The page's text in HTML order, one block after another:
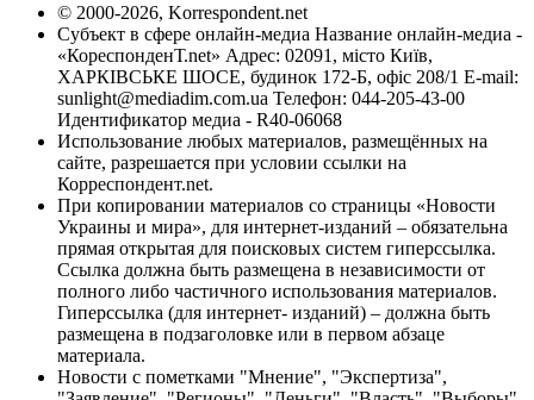
© 2000-2026, Korrespondent.net
Субъект в сфере онлайн-медиа Название онлайн-медиа -
«КореспонденТ.net» Адрес: 02091, місто Київ,
ХАРКІВСЬКЕ ШОСЕ, будинок 172-Б, офіс 208/1 E-mail:
sunlight@mediadim.com.ua Телефон: 044-205-43-00
Идентификатор медиа - R40-06068
Использование любых материалов, размещённых на
сайте, разрешается при условии ссылки на
Корреспондент.net.
При копировании материалов со страницы «Новости
Украины и мира», для интернет-изданий – обязательна
прямая открытая для поисковых систем гиперссылка.
Ссылка должна быть размещена в независимости от
полного либо частичного использования материалов.
Гиперссылка (для интернет- изданий) – должна быть
размещена в подзаголовке или в первом абзаце
материала.
Новости с пометками "Мнение", "Экспертиза",